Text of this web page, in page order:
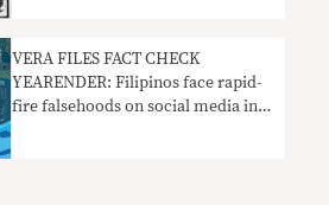
VERA FILES FACT CHECK
YEARENDER: Filipinos face rapid-
fire falsehoods on social media in